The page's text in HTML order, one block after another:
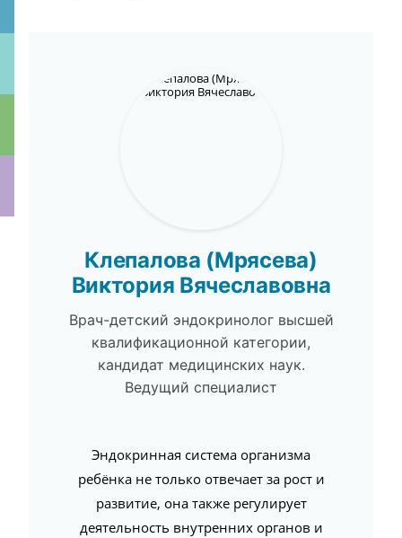
Клепалова (Мрясева)
Виктория Вячеславовна
Врач-детский эндокринолог высшей
квалификационной категории,
кандидат медицинских наук.
Ведущий специалист
Эндокринная система организма
ребёнка не только отвечает за рост и
развитие, она также регулирует
деятельность внутренних органов и